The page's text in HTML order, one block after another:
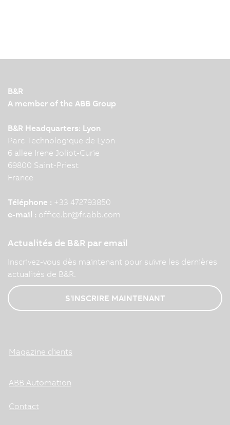
B&R
A member of the ABB Group
B&R Headquarters: Lyon
Parc Technologique de Lyon
6 allee Irene Joliot-Curie
69800 Saint-Priest
France
Téléphone : +33 472793850
e-mail : office.br@fr.abb.com
Actualités de B&R par email
Inscrivez-vous dès maintenant pour suivre les dernières
actualités de B&R.
S'INSCRIRE MAINTENANT
Magazine clients
ABB Automation
Contact